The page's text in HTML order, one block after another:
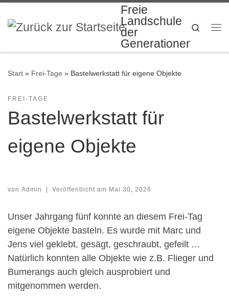
Freie
Landschule
der
Generationen
Search
Start » Frei-Tage » Bastelwerkstatt für eigene Objekte
FREI-TAGE
Bastelwerkstatt für
eigene Objekte
von Admin | Veröffentlicht am Mai 30, 2026
Unser Jahrgang fünf konnte an diesem Frei-Tag
eigene Objekte basteln. Es wurde mit Marc und
Jens viel geklebt, gesägt, geschraubt, gefeilt …
Natürlich konnten alle Objekte wie z.B. Flieger und
Bumerangs auch gleich ausprobiert und
mitgenommen werden.